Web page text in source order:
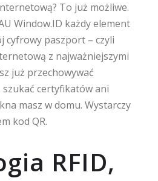
To już możliwe.
Window.ID każdy element
cyfrowy paszport – czyli
z najważniejszymi
już przechowywać
certyfikatów ani
masz w domu. Wystarczy
kod QR.
RFID,